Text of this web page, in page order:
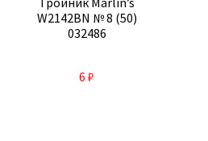
W2142BN № 8 (50)
032486
6₽